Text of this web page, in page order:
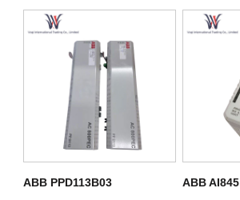
ABB PPD113B03 ABB AI845